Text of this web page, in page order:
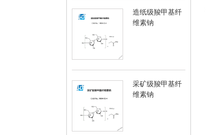
造纸级羧甲基纤
维素钠
采矿级羧甲基纤
维素钠